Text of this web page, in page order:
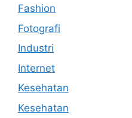
Fashion
Fotografi
Industri
Internet
Kesehatan
Kesehatan